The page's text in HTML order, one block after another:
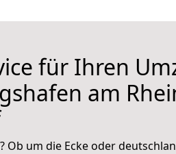
für Ihren
am
Ob um die Ecke oder